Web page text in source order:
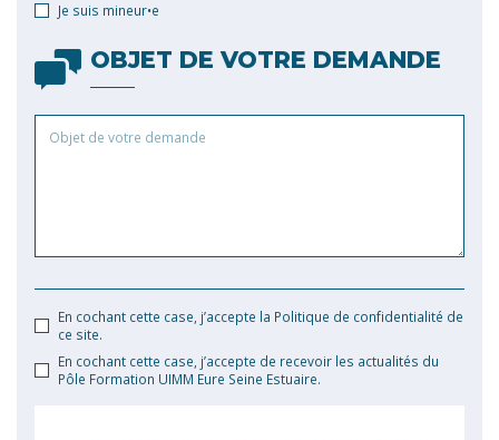
qui
intéresse
Je suis mineur•e
OBJET DE VOTRE DEMANDE
de
En cochant cette case, j’accepte la Politique de confidentialité de
ce site.
En cochant cette case, j’accepte de recevoir les actualités du
Pôle Formation UIMM Eure Seine Estuaire.